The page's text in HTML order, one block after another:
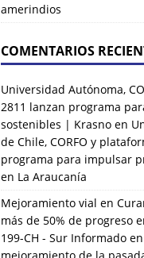
amerindios
COMENTARIOS
Universidad Autónoma,
2811 lanzan programa
sostenibles | Krasnoen
de Chile, CORFO y
programa para impulsar
en La Araucanía
Mejoramiento vial en
más de 50% de progreso
199-CH - Sur Informadoen
mejoramiento de la